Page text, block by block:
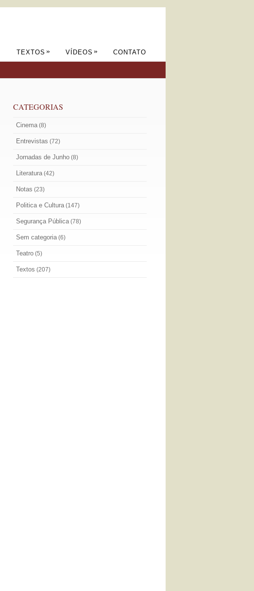
TEXTOS » VÍDEOS » CONTATO
CATEGORIAS
Cinema(8)
Entrevistas (72)
Jornadas de Junho (8)
Literatura(42)
Notas (23)
Politica e Cultura(147)
Segurança Pública(78)
Sem categoria(6)
Teatro (5)
Textos (207)